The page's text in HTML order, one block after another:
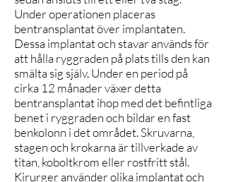
Under operationen placeras
bentransplantat över implantaten.
Dessa implantat och stavar används för
att hålla ryggraden på plats tills den kan
smälta sig själv. Under en period på
cirka 12 månader växer detta
bentransplantat ihop med det befintliga
benet i ryggraden och bildar en fast
benkolonn i det området. Skruvarna,
stagen och krokarna är tillverkade av
titan, koboltkrom eller rostfritt stål.
Kirurger använder olika implantat och